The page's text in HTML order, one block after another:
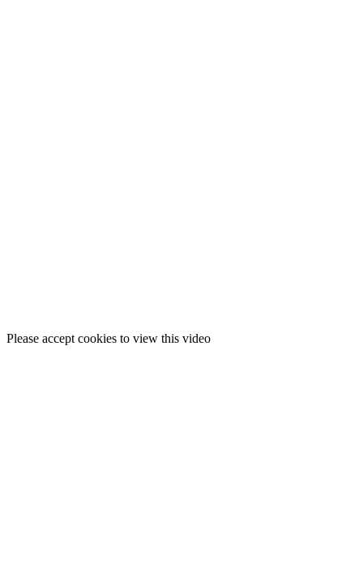
Please accept cookies to view this video